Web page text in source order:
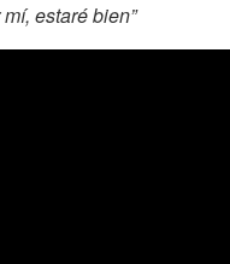
estaré bien”